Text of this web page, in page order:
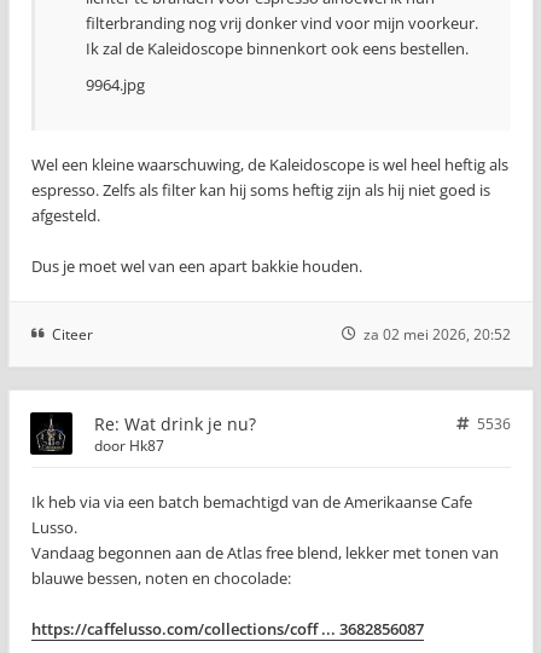
filterbranding nog vrij donker vind voor mijn voorkeur.
Ik zal de Kaleidoscope binnenkort ook eens bestellen.
9964.jpg
Wel een kleine waarschuwing, de Kaleidoscope is wel heel heftig als
espresso. Zelfs als filter kan hij soms heftig zijn als hij niet goed is
afgesteld.
Dus je moet wel van een apart bakkie houden.
Citeer za 02 mei 2026, 20:52
Re: Wat drink je nu?
5536
door Hk87
Ik heb via via een batch bemachtigd van de Amerikaanse Cafe
Lusso.
Vandaag begonnen aan de Atlas free blend, lekker met tonen van
blauwe bessen, noten en chocolade:
https://caffelusso.com/collections/coff ... 3682856087